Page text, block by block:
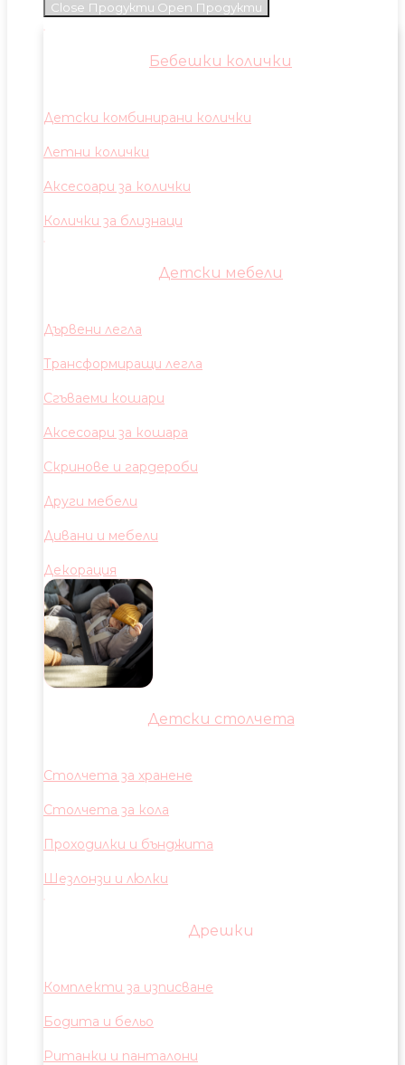
Close Продукти Open Продукти
Бебешки колички
Детски комбинирани колички
Летни колички
Аксесоари за колички
Колички за близнаци
Детски мебели
Дървени легла
Трансформиращи легла
Сгъваеми кошари
Аксесоари за кошара
Скринове и гардероби
Други мебели
Дивани и мебели
Декорация
Детски столчета
Столчета за хранене
Столчета за кола
Проходилки и бънджита
Шезлонзи и люлки
Дрешки
Комплекти за изписване
Бодита и бельо
Ританки и панталони